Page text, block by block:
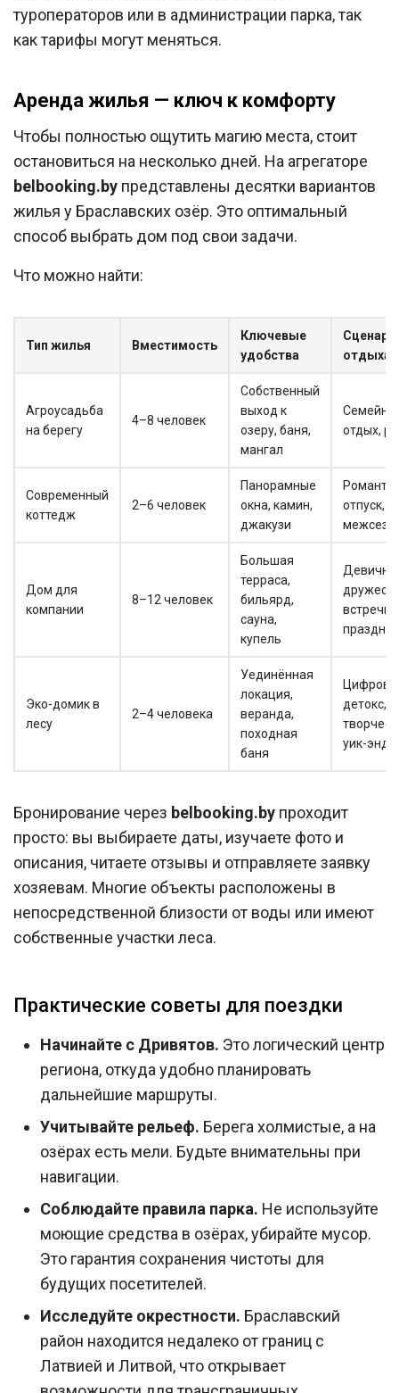
туроператоров или в администрации парка, так
как тарифы могут меняться.
Аренда жилья — ключ к комфорту
Чтобы полностью ощутить магию места, стоит
остановиться на несколько дней. На агрегаторе
belbooking.by представлены десятки вариантов
жилья у Браславских озёр. Это оптимальный
способ выбрать дом под свои задачи.
Что можно найти:
Тип жилья Вместимость
Ключевые
удобства
отдыха
Агроусадьба
на берегу
4–8 человек
Собственный
выход к
озеру, баня,
мангал
отдых,
Современный
коттедж
2–6 человек
Панорамные
окна, камин,
джакузи
отпуск,
Дом для
компании
8–12 человек
Большая
терраса,
бильярд,
сауна,
купель
встречи,
Эко-домик в
лесу
2–4 человека
Уединённая
локация,
веранда,
походная
баня
детокс,
уик-энд
Бронирование через belbooking.by проходит
просто: вы выбираете даты, изучаете фото и
описания, читаете отзывы и отправляете заявку
хозяевам. Многие объекты расположены в
непосредственной близости от воды или имеют
собственные участки леса.
Практические советы для поездки
Начинайте с Дривятов. Это логический центр
региона, откуда удобно планировать
дальнейшие маршруты.
Учитывайте рельеф. Берега холмистые, а на
озёрах есть мели. Будьте внимательны при
навигации.
Соблюдайте правила парка. Не используйте
моющие средства в озёрах, убирайте мусор.
Это гарантия сохранения чистоты для
будущих посетителей.
Исследуйте окрестности. Браславский
район находится недалеко от границ с
Латвией и Литвой, что открывает